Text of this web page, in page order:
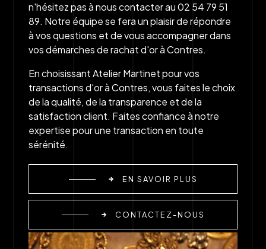
n'hésitez pas à nous contacter au 02 54 79 51
89. Notre équipe se fera un plaisir de répondre
à vos questions et de vous accompagner dans
vos démarches de rachat d'or à Contres.
En choisissant Atelier Martinet pour vos
transactions d'or à Contres, vous faites le choix
de la qualité, de la transparence et de la
satisfaction client. Faites confiance à notre
expertise pour une transaction en toute
sérénité.
EN SAVOIR PLUS
CONTACTEZ-NOUS